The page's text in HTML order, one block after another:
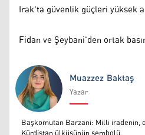
Irak'ta güvenlik güçleri yüksek
Fidan ve Şeybani'den ortak
Muazzez Baktaş
Muazzez Baktaş
Yazar
Başkomutan Barzani: Milli iradenin,